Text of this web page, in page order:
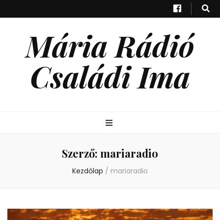
Mária Rádió
Családi Ima
Szerző: mariaradio
Kezdőlap / mariaradio